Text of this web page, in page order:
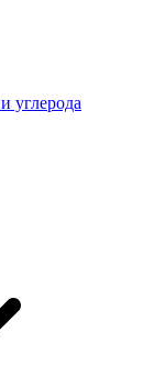
углерода